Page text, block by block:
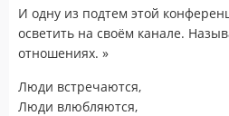
И одну из подтем этой
осветить на своём канале.
отношениях. »
Люди встречаются,
Люди влюбляются,